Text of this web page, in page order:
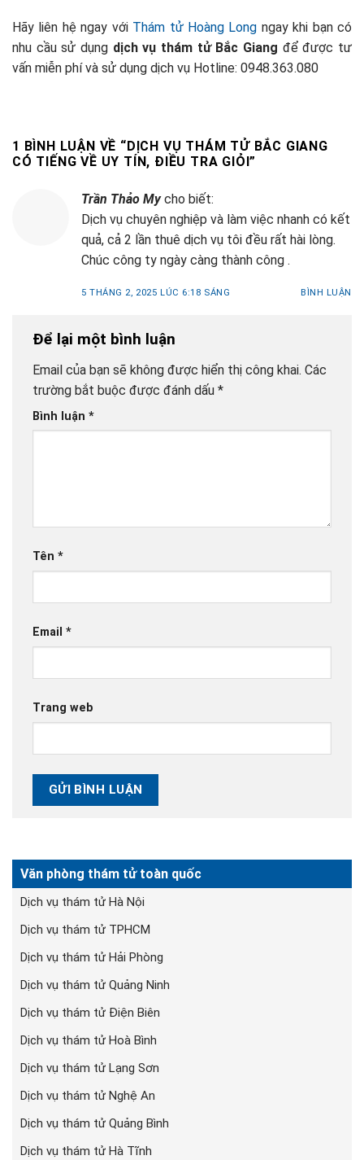
Văn phòng thám tử toàn quốc
Dịch vụ thám tử Hà Nội
Dịch vụ thám tử TPHCM
Dịch vụ thám tử Hải Phòng
Dịch vụ thám tử Quảng Ninh
Dịch vụ thám tử Điện Biên
Dịch vụ thám tử Hoà Bình
Dịch vụ thám tử Lạng Sơn
Dịch vụ thám tử Nghệ An
Dịch vụ thám tử Quảng Bình
Dịch vụ thám tử Hà Tĩnh
Hãy liên hệ ngay với Thám tử Hoàng Long ngay khi bạn có
nhu cầu sử dụng dịch vụ thám tử Bắc Giang để được tư
vấn miễn phí và sử dụng dịch vụ Hotline: 0948.363.080
1 BÌNH LUẬN VỀ “ DỊCH VỤ THÁM TỬ BẮC GIANG
CÓ TIẾNG VỀ UY TÍN, ĐIỀU TRA GIỎI”
Trần Thảo My cho biết:
Dịch vụ chuyên nghiệp và làm việc nhanh có kết
quả, cả 2 lần thuê dịch vụ tôi đều rất hài lòng.
Chúc công ty ngày càng thành công .
5 THÁNG 2, 2025 LÚC 6:18 SÁNG BÌNH LUẬN
Để lại một bình luận
Email của bạn sẽ không được hiển thị công khai. Các
trường bắt buộc được đánh dấu *
Bình luận *
Tên *
Email *
Trang web